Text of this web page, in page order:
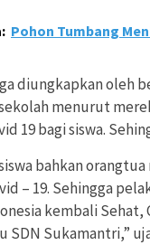
Pohon Tumbang
diungkapkan oleh
menurut
19 bagi siswa.
bahkan
– 19. Sehingga
kembali
SDN Sukamantri,”